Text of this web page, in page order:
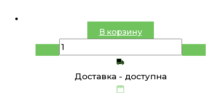
В корзину
Доставка - доступна